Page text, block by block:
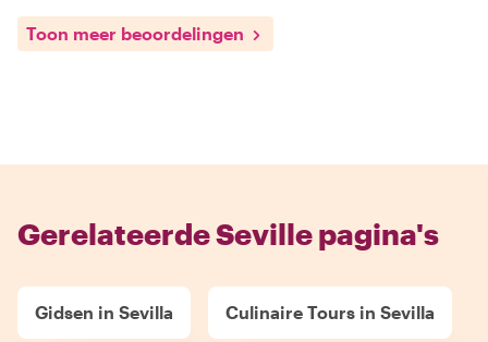
Toon meer beoordelingen
Gerelateerde Seville pagina's
Gidsen in Sevilla Culinaire Tours in Sevilla